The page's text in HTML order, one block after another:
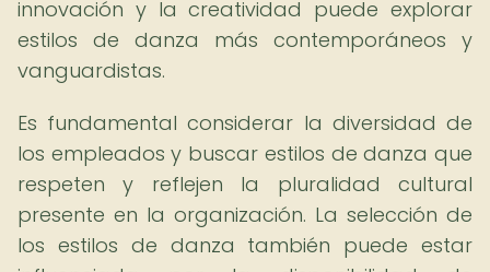
innovación y la creatividad puede explorar
estilos de danza más contemporáneos y
vanguardistas.
Es fundamental considerar la diversidad de
los empleados y buscar estilos de danza que
respeten y reflejen la pluralidad cultural
presente en la organización. La selección de
los estilos de danza también puede estar